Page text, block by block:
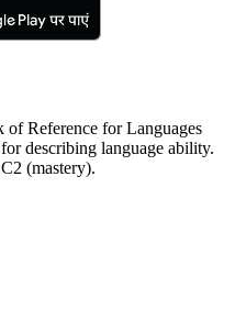
Reference for Languages
describing language ability.
(mastery).